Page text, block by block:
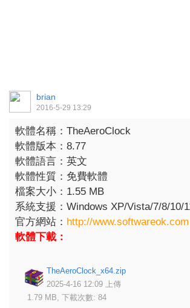
brian
2016-5-29 13:29
軟體名稱：TheAeroClock
軟體版本：8.77
軟體語言：英文
軟體性質：免費軟體
檔案大小：1.55 MB
系統支援：Windows XP/Vista/7/8/10/
官方網站： http://www.softwareok.com
軟體下載：
TheAeroClock_x64.zip
2025-4-16 12:09 上傳
1.79 MB, 下載次數: 84